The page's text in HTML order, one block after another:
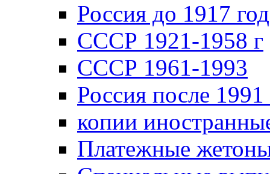
Россия до 1917
СССР 1921-1958 г
СССР 1961-1993
Россия после 1991
копии
Платежные